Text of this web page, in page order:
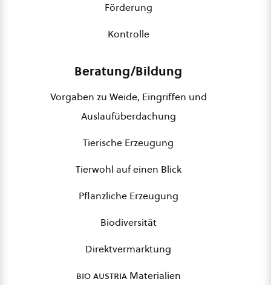
Förderung
Kontrolle
Beratung/Bildung
Vorgaben zu Weide, Eingriffen und
Auslaufüberdachung
Tierische Erzeugung
Tierwohl auf einen Blick
Pflanzliche Erzeugung
Biodiversität
Direktvermarktung
bio austriaMaterialien